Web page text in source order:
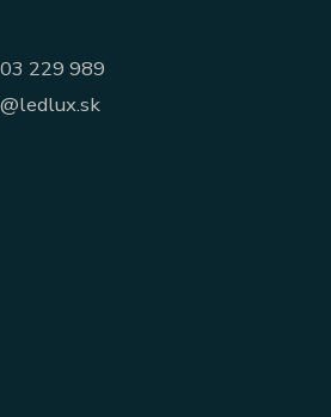
229 989